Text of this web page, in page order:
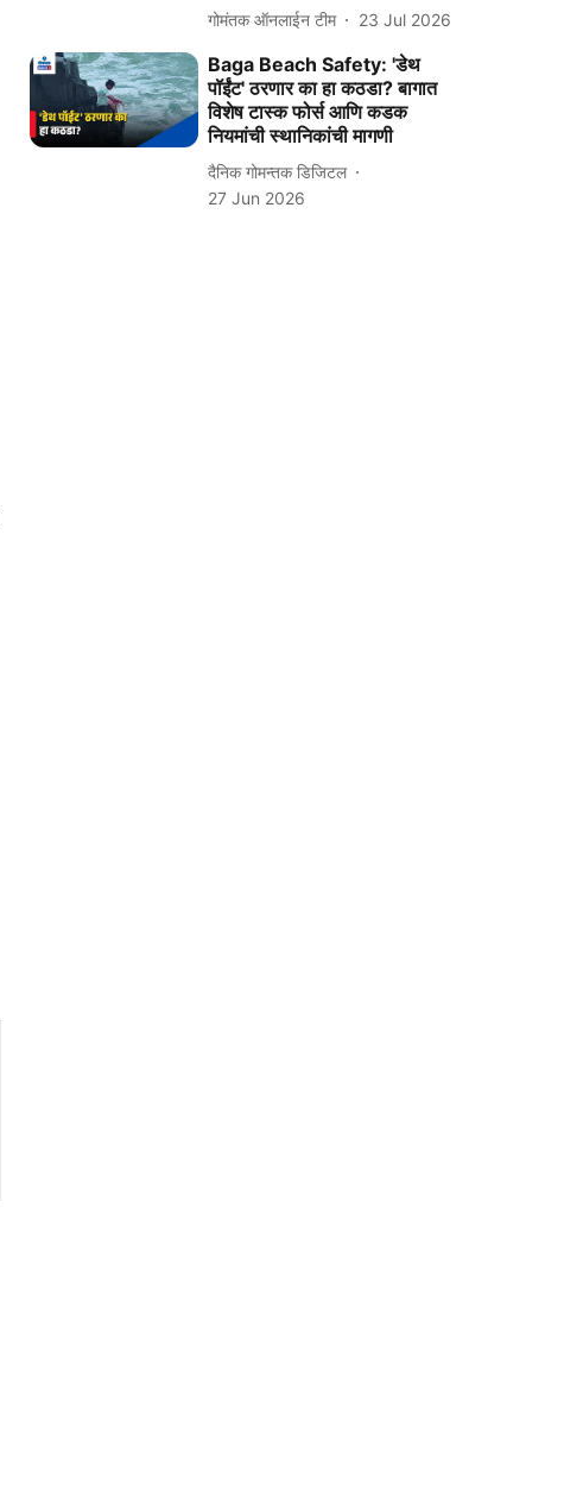
गोमंतक ऑनलाईन टीम 23 Jul 2026
Baga Beach Safety: 'डेथ
पॉईंट' ठरणार का हा कठडा? बागात
विशेष टास्क फोर्स आणि कडक
नियमांची स्थानिकांची मागणी
दैनिक गोमन्तक डिजिटल
27 Jun 2026